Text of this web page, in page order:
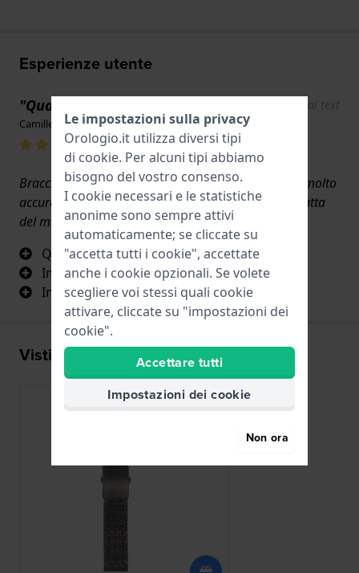
Esperienze utente
"Qualità +++" Show original text
Camille Brun · 17 giugno 2022
Bracciale di alta qualità ricevuto in un imballaggio molto
accurato e molto rapidamente. Sono molto soddisfatta
del mio acquisto e lo consiglio.
Qualità
Imballaggio
Inviare a
Visti di recente
Le impostazioni sulla privacy
Orologio.it utilizza diversi tipi
di cookie. Per alcuni tipi abbiamo
bisogno del vostro consenso.
I cookie necessari e le statistiche
anonime sono sempre attivi
automaticamente; se cliccate su
"accetta tutti i cookie", accettate
anche i cookie opzionali. Se volete
scegliere voi stessi quali cookie
attivare, cliccate su "impostazioni dei
cookie".
Accettare tutti
Impostazioni dei cookie
Non ora